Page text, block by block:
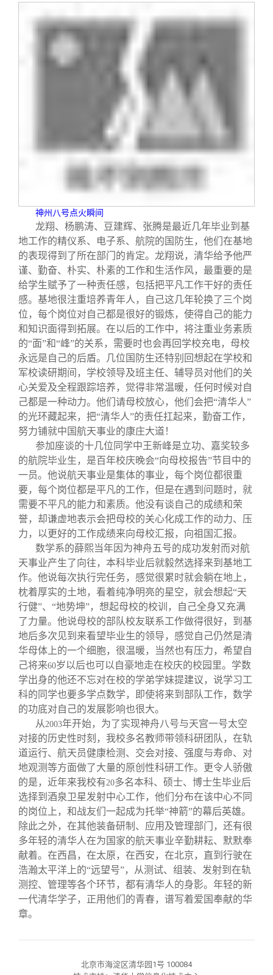
神州八号点火瞬间
龙翔、杨鹏涛、豆建辉、张腾是最近几年毕业到基
地工作的精仪系、电子系、航院的国防生，他们在基地
的表现得到了所在部门的肯定。龙翔说，清华给予他严
谨、勤奋、朴实、朴素的工作和生活作风，最重要的是
给学生赋予了一种责任感，包括把平凡工作干好的责任
感。基地很注重培养青年人，自己这几年轮换了三个岗
位，每个岗位对自己都是很好的锻炼，使得自己的能力
和知识面得到拓展。在以后的工作中，将注重业务素质
的“面”和“峰”的关系，需要时也会再回学校充电，母校
永远是自己的后盾。几位国防生还特别回想起在学校和
军校读研期间，学校领导及班主任、辅导员对他们的关
心关爱及全程跟踪培养，觉得非常温暖，任何时候对自
己都是一种动力。他们请母校放心，他们会把“清华人”
的光环藏起来，把“清华人”的责任扛起来，勤奋工作，
努力铺就中国航天事业的康庄大道！
参加座谈的十几位同学中王新峰是立功、嘉奖较多
的航院毕业生，是百年校庆晚会“向母校报告”节目中的
一员。他说航天事业是集体的事业，每个岗位都很重
要，每个岗位都是平凡的工作，但是在遇到问题时，就
需要不平凡的能力和素质。他没有谈自己的成绩和荣
誉，却谦虚地表示会把母校的关心化成工作的动力、压
力，以更好的工作成绩来向母校汇报，向祖国汇报。
数学系的薛熙当年因为神舟五号的成功发射而对航
天事业产生了向往，本科毕业后就毅然选择来到基地工
作。他说每次执行完任务，感觉很累时就会躺在地上，
枕着厚实的土地，看着纯净明亮的星空，就会想起“天
行健”、“地势坤”，想起母校的校训，自己全身又充满
了力量。他说母校的部队校友联系工作做得很好，到基
地后多次见到来看望毕业生的领导，感觉自己仍然是清
华母体上的一个细胞，很温暖，当然也有压力，希望自
己将来60岁以后也可以自豪地走在校庆的校园里。学数
学出身的他还不忘对在校的学弟学妹提建议，说学习工
科的同学也要多学点数学，即使将来到部队工作，数学
的功底对自己的发展影响也很大。
从2003年开始，为了实现神舟八号与天宫一号太空
对接的历史性时刻，我校多名教师带领科研团队，在轨
道运行、航天员健康检测、交会对接、强度与寿命、对
地观测等方面做了大量的原创性科研工作。更令人骄傲
的是，近年来我校有20多名本科、硕士、博士生毕业后
选择到酒泉卫星发射中心工作，他们分布在该中心不同
的岗位上，和战友们一起成为托举“神箭”的幕后英雄。
除此之外，在其他装备研制、应用及管理部门，还有很
多年轻的清华人在为国家的航天事业辛勤耕耘、默默奉
献着。在西昌，在太原，在西安，在北京，直到行驶在
浩瀚太平洋上的“远望号”，从测试、组装、发射到在轨
测控、管理等各个环节，都有清华人的身影。年轻的新
一代清华学子，正用他们的青春，谱写着爱国奉献的华
章。
北京市海淀区清华园1号 100084